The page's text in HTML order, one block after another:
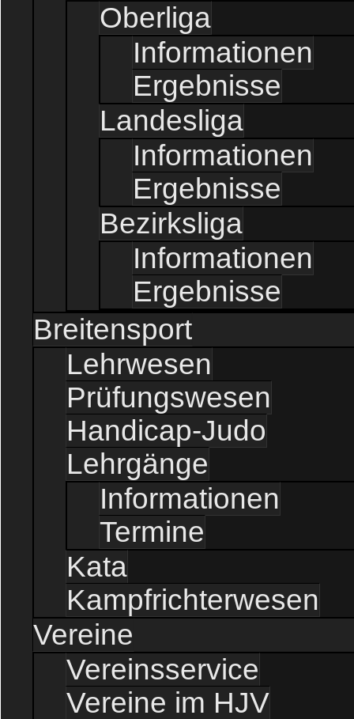
Oberliga
Informationen
Ergebnisse
Landesliga
Informationen
Ergebnisse
Bezirksliga
Informationen
Ergebnisse
Breitensport
Lehrwesen
Prüfungswesen
Handicap-Judo
Lehrgänge
Informationen
Termine
Kata
Kampfrichterwesen
Vereine
Vereinsservice
Vereine im HJV